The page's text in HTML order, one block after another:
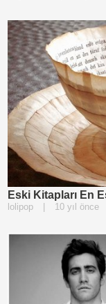
Eski Kitapları En
lolipop 10 yıl önce